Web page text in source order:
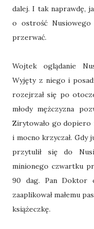
dalej. I tak naprawdę,
o ostrość Nusiowego
przerwać.
Wojtek oglądanie
Wyjęty z niego i
rozejrzał się po
młody mężczyzna
Zirytowało go dopiero
i mocno krzyczał. Gdy
przytulił się do
minionego czwartku
90 dag. Pan Doktor
zaaplikował małemu
książeczkę.